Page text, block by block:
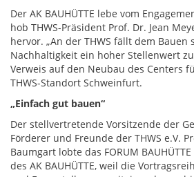
Der AK BAUHÜTTE lebe vom
hob THWS-Präsident Prof. Dr. Jean
hervor. „An der THWS fällt dem
Nachhaltigkeit ein hoher Stellenwert
Verweis auf den Neubau des Centers
THWS-Standort Schweinfurt.
„Einfach gut bauen“
Der stellvertretende Vorsitzende der
Förderer und Freunde der THWS e.V.
Baumgart lobte das FORUM
des AK BAUHÜTTE, weil die